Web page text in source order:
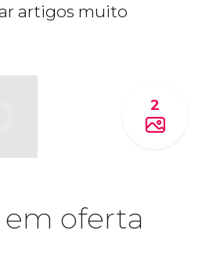
artigos muito
2
em oferta